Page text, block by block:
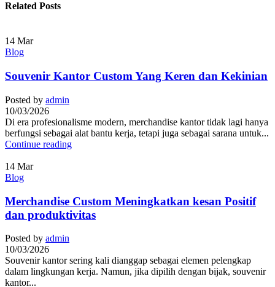
Related Posts
14 Mar
Blog
Souvenir Kantor Custom Yang Keren dan Kekinian
Posted by admin
10/03/2026
Di era profesionalisme modern, merchandise kantor tidak lagi hanya
berfungsi sebagai alat bantu kerja, tetapi juga sebagai sarana untuk...
Continue reading
14 Mar
Blog
Merchandise Custom Meningkatkan kesan Positif
dan produktivitas
Posted by admin
10/03/2026
Souvenir kantor sering kali dianggap sebagai elemen pelengkap
dalam lingkungan kerja. Namun, jika dipilih dengan bijak, souvenir
kantor...